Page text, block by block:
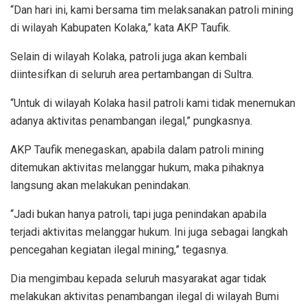
“Dan hari ini, kami bersama tim melaksanakan patroli mining
di wilayah Kabupaten Kolaka,” kata AKP Taufik.
Selain di wilayah Kolaka, patroli juga akan kembali
diintesifkan di seluruh area pertambangan di Sultra.
“Untuk di wilayah Kolaka hasil patroli kami tidak menemukan
adanya aktivitas penambangan ilegal,” pungkasnya.
AKP Taufik menegaskan, apabila dalam patroli mining
ditemukan aktivitas melanggar hukum, maka pihaknya
langsung akan melakukan penindakan.
“Jadi bukan hanya patroli, tapi juga penindakan apabila
terjadi aktivitas melanggar hukum. Ini juga sebagai langkah
pencegahan kegiatan ilegal mining,” tegasnya.
Dia mengimbau kepada seluruh masyarakat agar tidak
melakukan aktivitas penambangan ilegal di wilayah Bumi